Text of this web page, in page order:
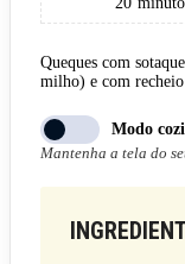
Queques com
milho) e com recheio
Modo
Mantenha a tela do